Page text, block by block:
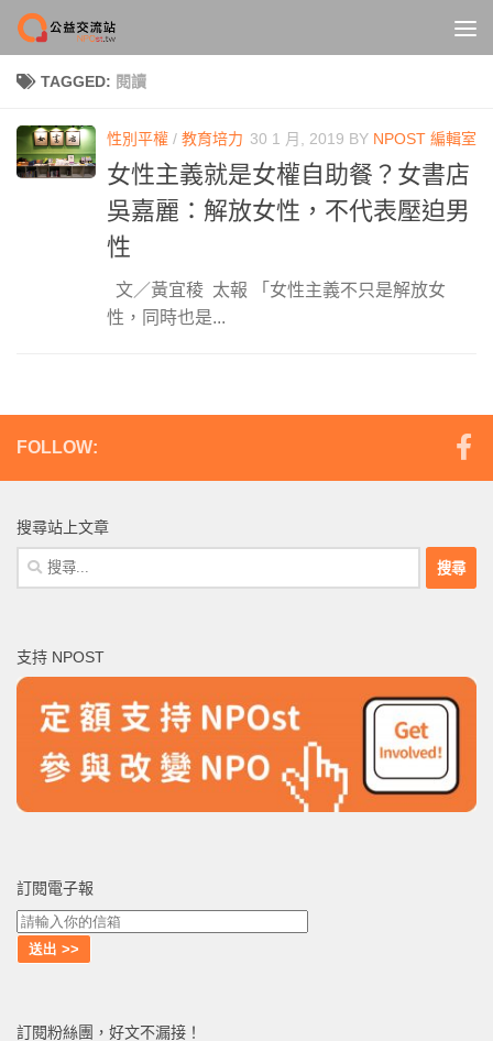
Skip to content
TAGGED: 閱讀
性別平權 / 教育培力 30 1 月, 2019 BY NPOST 編輯室
女性主義就是女權自助餐？女書店
吳嘉麗：解放女性，不代表壓迫男
性
文／黃宜稜 太報 「女性主義不只是解放女
性，同時也是...
FOLLOW:
搜尋站上文章
搜
尋
字:
支持 NPOST
訂閱電子報
訂閱粉絲團，好文不漏接！